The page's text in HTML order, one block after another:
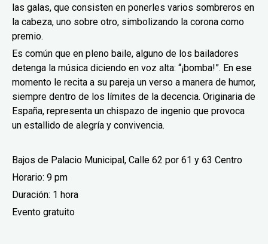
las galas, que consisten en ponerles varios sombreros en
la cabeza, uno sobre otro, simbolizando la corona como
premio.
Es común que en pleno baile, alguno de los bailadores
detenga la música diciendo en voz alta: “¡bomba!”. En ese
momento le recita a su pareja un verso a manera de humor,
siempre dentro de los límites de la decencia. Originaria de
España, representa un chispazo de ingenio que provoca
un estallido de alegría y convivencia.
Bajos de Palacio Municipal, Calle 62 por 61 y 63 Centro
Horario: 9 pm
Duración: 1 hora
Evento gratuito